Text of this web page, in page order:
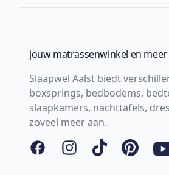
jouw matrassenwinkel en meer
Slaapwel Aalst biedt
boxsprings, bedbodems,
slaapkamers, nachttafels,
zoveel meer aan.
FacebookInstagram
Tiktok Pinterest